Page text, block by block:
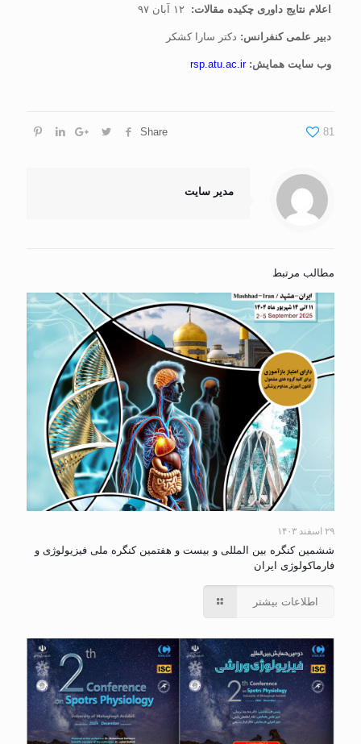
اعلام نتایج داوری چکیده مقالات:
دبیر علمی کنفرانس: دکتر سارا کشکر
وب سايت همايش: rsp.atu.ac.ir
Share 81
مدیر سایت
مطالب مرتبط
۲۹ اسفند ۱۴۰۳
ششمین کنگره بین المللی و بیست و هفتمین کنگره ملی فیزیولوژی و
فارماکولوژی ایران
اطلاعات بیشتر